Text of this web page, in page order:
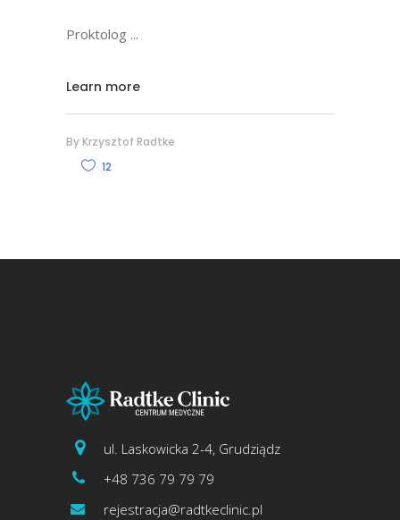
Proktolog
Learn more
By Krzysztof Radtke
12
ul. Laskowicka 2-4, Grudziądz
+48 736 79 79 79
rejestracja@radtkeclinic.pl